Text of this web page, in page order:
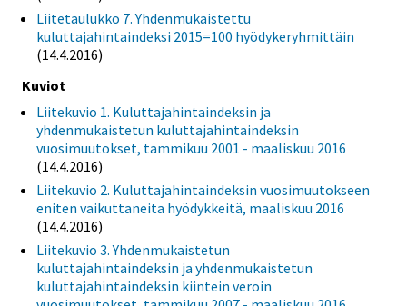
Liitetaulukko 7. Yhdenmukaistettu
kuluttajahintaindeksi 2015=100 hyödykeryhmittäin
(14.4.2016)
Kuviot
Liitekuvio 1. Kuluttajahintaindeksin ja
yhdenmukaistetun kuluttajahintaindeksin
vuosimuutokset, tammikuu 2001 - maaliskuu 2016
(14.4.2016)
Liitekuvio 2. Kuluttajahintaindeksin vuosimuutokseen
eniten vaikuttaneita hyödykkeitä, maaliskuu 2016
(14.4.2016)
Liitekuvio 3. Yhdenmukaistetun
kuluttajahintaindeksin ja yhdenmukaistetun
kuluttajahintaindeksin kiintein veroin